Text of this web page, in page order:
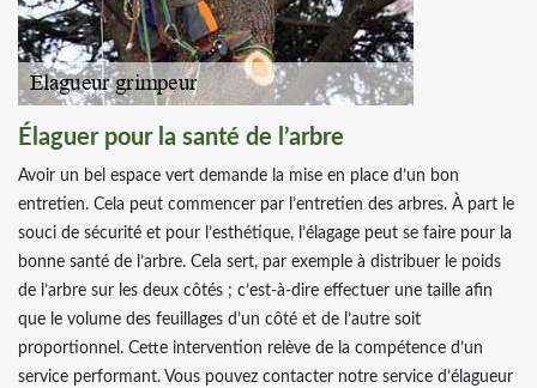
Élaguer pour la santé de l’arbre
Avoir un bel espace vert demande la mise en place d’un bon
entretien. Cela peut commencer par l’entretien des arbres. À part le
souci de sécurité et pour l’esthétique, l’élagage peut se faire pour la
bonne santé de l’arbre. Cela sert, par exemple à distribuer le poids
de l’arbre sur les deux côtés ; c’est-à-dire effectuer une taille afin
que le volume des feuillages d’un côté et de l’autre soit
proportionnel. Cette intervention relève de la compétence d’un
service performant. Vous pouvez contacter notre service d’élagueur